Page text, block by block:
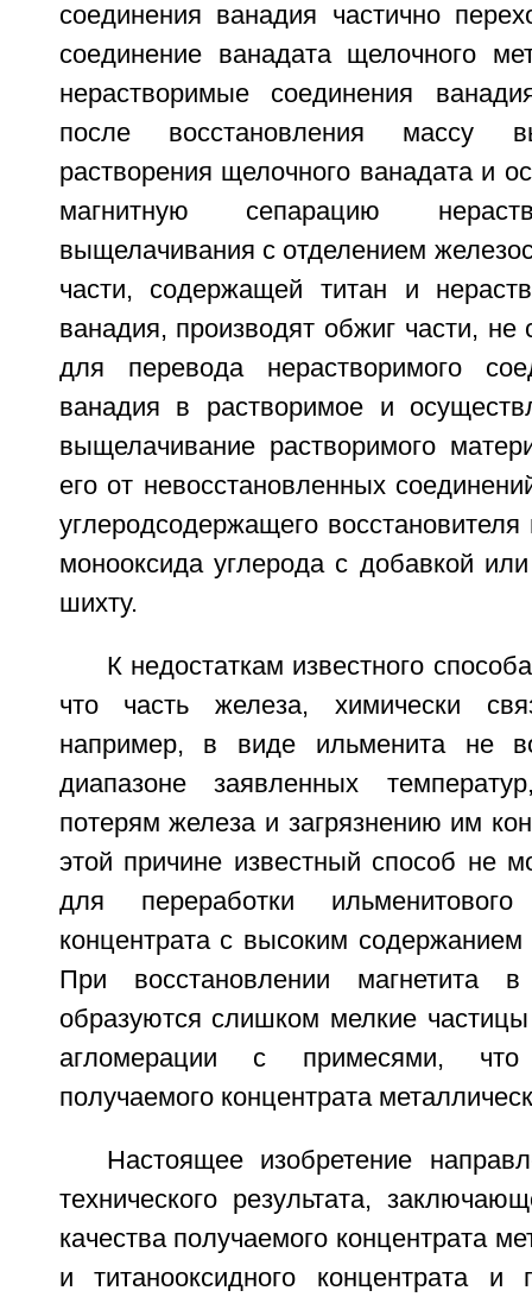
соединения ванадия частично
соединение ванадата щелочного
нерастворимые соединения
после восстановления массу
растворения щелочного ванадата и
магнитную сепарацию
выщелачивания с отделением
части, содержащей титан и
ванадия, производят обжиг части,
для перевода нерастворимого
ванадия в растворимое и
выщелачивание растворимого
его от невосстановленных
углеродсодержащего восстановителя
монооксида углерода с добавкой
шихту.
К недостаткам известного
что часть железа, химически
например, в виде ильменита не
диапазоне заявленных
потерям железа и загрязнению им
этой причине известный способ не
для переработки
концентрата с высоким
При восстановлении магнетита
образуются слишком мелкие
агломерации с примесями, что
получаемого концентрата
Настоящее изобретение
технического результата,
качества получаемого концентрата
и титанооксидного концентрата и